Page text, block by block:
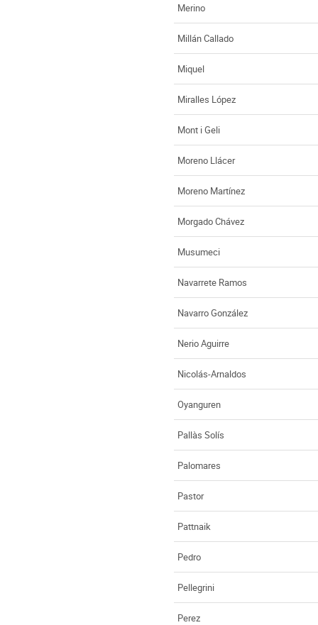
Merino
Millán Callado
Miquel
Miralles López
Mont i Geli
Moreno Llácer
Moreno Martínez
Morgado Chávez
Musumeci
Navarrete Ramos
Navarro González
Nerio Aguirre
Nicolás-Arnaldos
Oyanguren
Pallàs Solís
Palomares
Pastor
Pattnaik
Pedro
Pellegrini
Perez